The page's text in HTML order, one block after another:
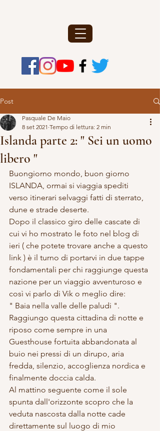
Post
Islanda parte 2: " Sei un uomo
libero "
Pasquale De Maio
8 set 2021 Tempo di lettura: 2 min
Buongiorno mondo, buon giorno
ISLANDA, ormai si viaggia spediti
verso itinerari selvaggi fatti di sterrato,
dune e strade deserte.
Dopo il classico giro delle cascate di
cui vi ho mostrato le foto nel blog di
ieri ( che potete trovare anche a questo
link ) è il turno di portarvi in due tappe
fondamentali per chi raggiunge questa
nazione per un viaggio avventuroso e
così vi parlo di Vik o meglio dire:
" Baia nella valle delle paludi ".
Raggiungo questa cittadina di notte e
riposo come sempre in una
Guesthouse fortuita abbandonata al
buio nei pressi di un dirupo, aria
fredda, silenzio, accoglienza nordica e
finalmente doccia calda.
Al mattino seguente come il sole
spunta dall'orizzonte scopro che la
veduta nascosta dalla notte cade
direttamente sul luogo di mio